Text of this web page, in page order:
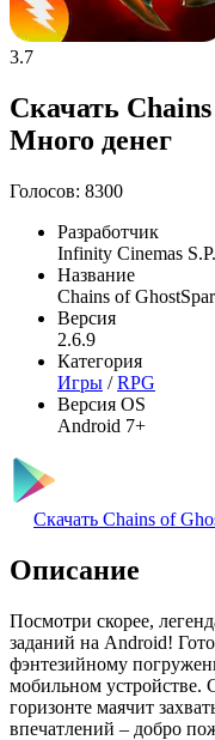
3.7
Скачать
Много денег
Голосов: 8300
Разработчик
Infinity Cinemas
Название
Chains of
Версия
2.6.9
Категория
Игры /RPG
Версия OS
Android 7+
Скачать Chains of
Описание
Посмотри скорее,
заданий на Android!
фэнтезийному
мобильном устройстве.
горизонте маячит
впечатлений – добро